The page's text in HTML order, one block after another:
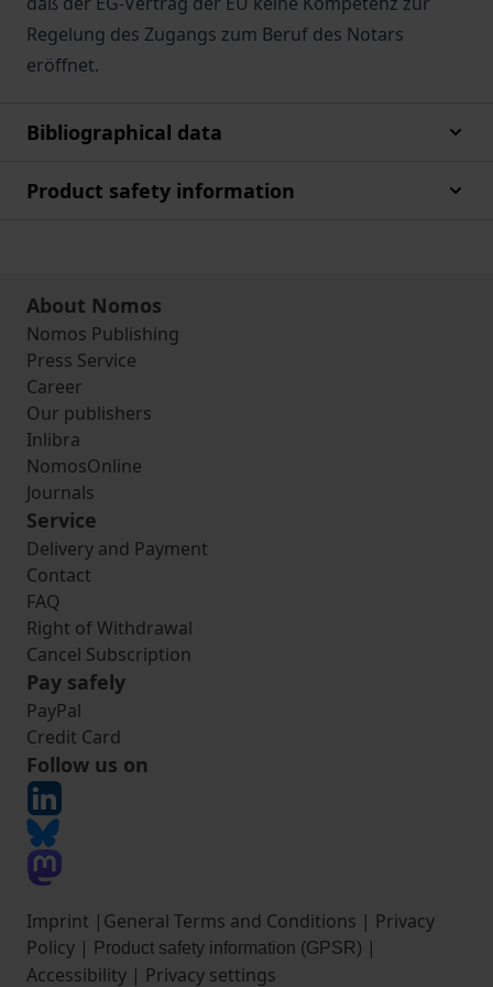
Regelung des Zugangs zum Beruf des Notars
eröffnet.
Bibliographical data
Product safety information
About Nomos
Nomos Publishing
Press Service
Career
Our publishers
Inlibra
NomosOnline
Journals
Service
Delivery and Payment
Contact
FAQ
Right of Withdrawal
Cancel Subscription
Pay safely
PayPal
Credit Card
Follow us on
Imprint | General Terms and Conditions | Privacy
Policy | Product safety information (GPSR) |
Accessibility | Privacy settings